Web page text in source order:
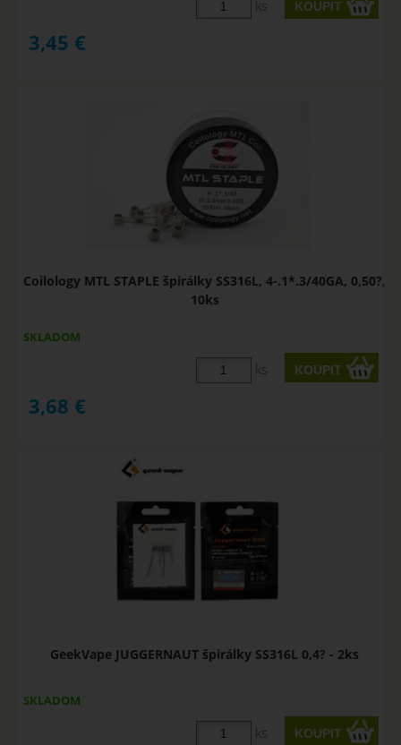
ks
3,45 €
Coilology MTL STAPLE špirálky SS316L, 4-.1*.3/40GA, 0,50?,
10ks
SKLADOM
ks
3,68 €
GeekVape JUGGERNAUT špirálky SS316L 0,4? - 2ks
SKLADOM
ks